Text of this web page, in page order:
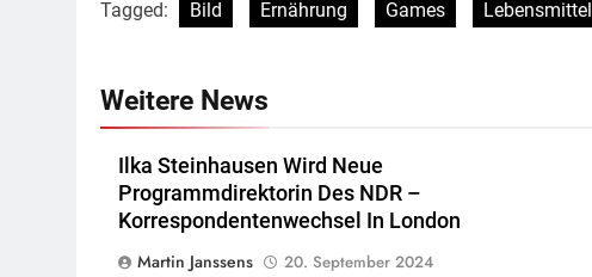
Tagged: Bild Ernährung Games Lebensmittel
Weitere News
Ilka Steinhausen Wird Neue
Programmdirektorin Des NDR –
Korrespondentenwechsel In London
Martin Janssens
20. September 2024